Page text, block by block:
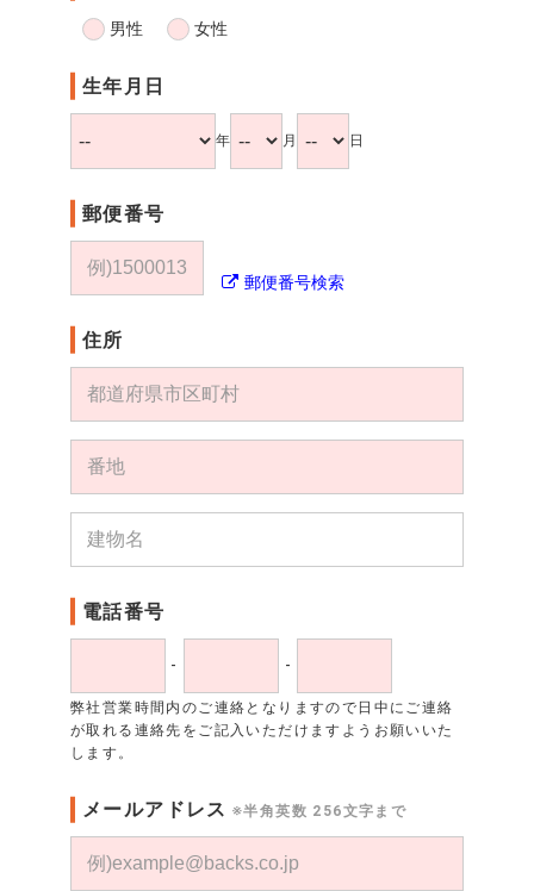
男性 女性
生年月日
年 月 日
郵便番号
郵便番号検索
住所
電話番号
- -
弊社営業時間内のご連絡となりますので日中にご連絡
が取れる連絡先をご記入いただけますようお願いいた
します。
メールアドレス ※半角英数 256文字まで